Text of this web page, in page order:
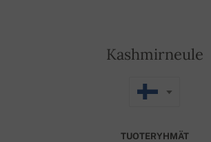
Kashmirneule
TUOTERYHMÄT